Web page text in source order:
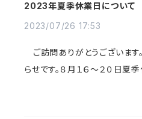
2023年夏季休業日について
2023/07/26 17:53
ご訪問ありがとうございます
らせです。８月１６～２０日夏